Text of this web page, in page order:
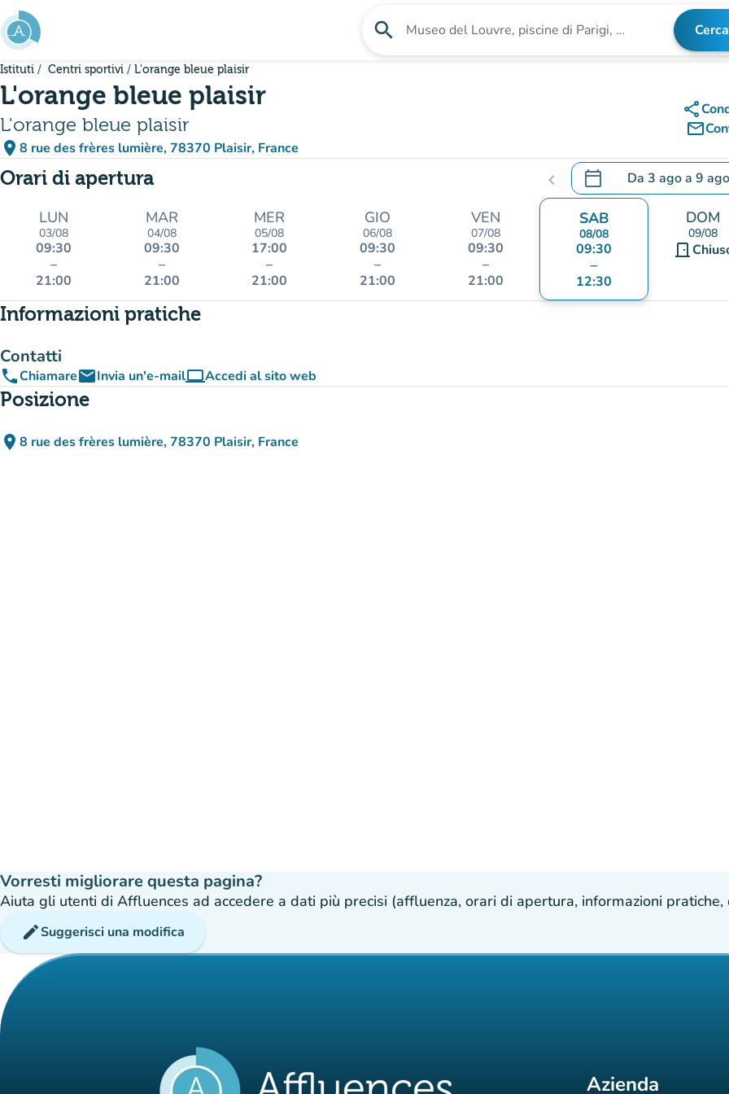
Vai al contenuto principale
search Cerca una struttura Cerca
Istituti Centri sportivi L'orange bleue plaisir
L'orange bleue plaisir
L'orange bleue plaisir
place 8 rue des frères lumière, 78370 Plaisir, France
(apri in Google Maps)
(nuova scheda)
share
mail_outline
Orari di apertura chevron_left calendar_today Da 3 agoa 9 ago
.Aprire il calendario per
LUN
03/08
09:30
–
21:00
MAR
04/08
09:30
–
21:00
MER
05/08
17:00
–
21:00
GIO
06/08
09:30
–
21:00
VEN
07/08
09:30
–
21:00
SAB
08/08
09:30
–
12:30
DOM
09/08
door_front
Informazioni pratiche
Contatti
phoneChiamareemailInvia un'e-mailcomputerAccedi al sito web
(nuova scheda)
Posizione
place 8 rue des frères lumière, 78370 Plaisir, France
(apri in Google Maps)
(nuova scheda)
Vorresti migliorare questa pagina?
Aiuta gli utenti di Affluences ad accedere a dati più precisi (affluenza, orari di apertura, informazioni pratiche,
editSuggerisci una modifica
Azienda